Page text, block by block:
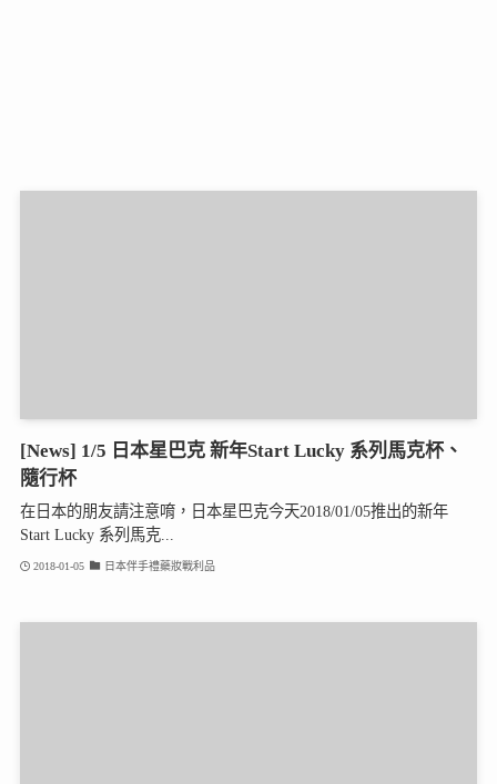
[News] 1/5 日本星巴克 新年Start Lucky 系列馬克杯、
隨行杯
在日本的朋友請注意唷，日本星巴克今天2018/01/05推出的新年
Start Lucky 系列馬克...
2018-01-05 日本伴手禮藥妝戰利品